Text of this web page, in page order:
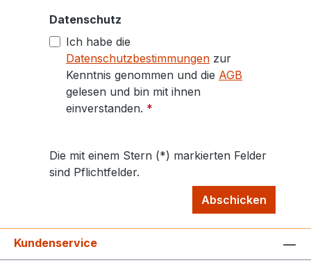
Datenschutz
Ich habe die
Datenschutzbestimmungen zur
Kenntnis genommen und die AGB
gelesen und bin mit ihnen
einverstanden. *
Die mit einem Stern (*) markierten Felder
sind Pflichtfelder.
Abschicken
Kundenservice